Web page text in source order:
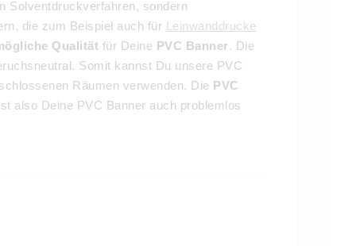
Solventdruckverfahren, sondern
die zum Beispiel auch für Leinwanddrucke
Qualität für Deine PVC Banner. Die
Somit kannst Du unsere PVC
Räumen verwenden. Die PVC
also Deine PVC Banner auch problemlos